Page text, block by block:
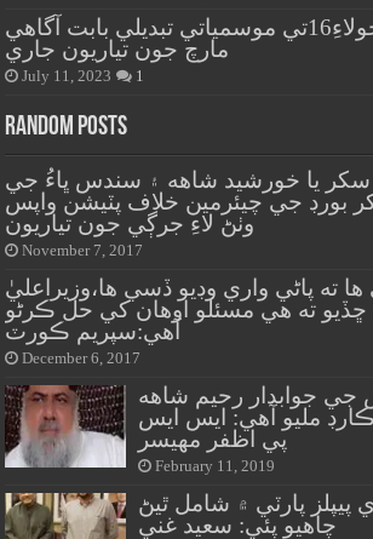
ڪراچي ۾ جولاءِ16تي موسمياتي تبديلي بابت آگاهي
مارچ جون تياريون جاري
July 11, 2023 1
Random Posts
سکر يا خورشيد شاهه ۽ سندس ڀاءُ جي
بورڊ جي چيئرمين خلاف پٽيشن واپس
وٺڻ لاءِ جرڳي جون تياريون
November 7, 2017
ته پاڻي واري وڊيو ڏسي ها،وزيراعليٰ
ته هي مسئلو اوهان کي حل ڪرڻو
آهي:سپريم ڪورٽ
December 6, 2017
جوابدار رحيم شاهه
مليو آهي: ايس ايس
پي اظفر مهيسر
February 11, 2019
پيپلز پارٽي ۾ شامل ٿيڻ
چاهيو پئي: سعيد غني